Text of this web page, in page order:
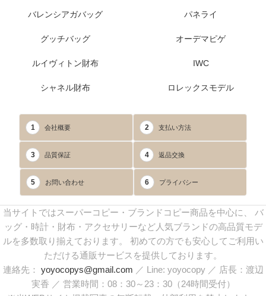
バレンシアガバッグ
グッチバッグ
ルイヴィトン財布
シャネル財布
パネライ
オーデマピゲ
IWC
ロレックスモデル
1 会社概要 2 支払い方法
3 品質保証 4 返品交換
5 お問い合わせ 6 プライバシー
当サイトではスーパーコピー・ブランドコピー商品を中心に、 バ
ッグ・時計・財布・アクセサリーなど人気ブランドの高品質モデ
ルを多数取り揃えております。 初めての方でも安心してご利用い
ただける通販サービスを提供しております。
連絡先： yoyocopys@gmail.com ／ Line: yoyocopy ／ 店長：渡辺
実香 ／ 営業時間：08：30～23：30（24時間受付）